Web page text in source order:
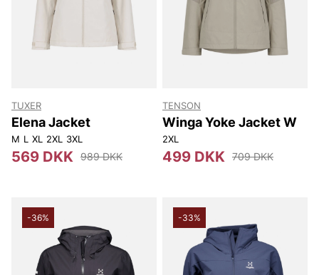
TUXER
Elena Jacket
M L XL 2XL 3XL
569 DKK 989 DKK
TENSON
Winga Yoke Jacket W
2XL
499 DKK 709 DKK
-36% -33%